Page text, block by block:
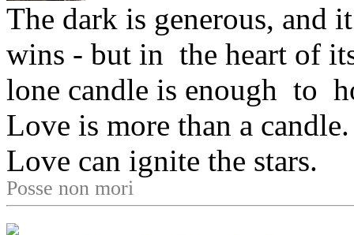
The dark is generous, and
wins - but in the heart of
lone candle is enough to
Love is more than a candle.
Love can ignite the stars.
Posse non mori